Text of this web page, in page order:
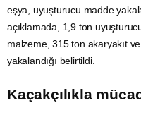
eşya, uyuşturucu madde
açıklamada, 1,9 ton
malzeme, 315 ton akaryakıtve
yakalandığı belirtildi.
Kaçakçılıkla